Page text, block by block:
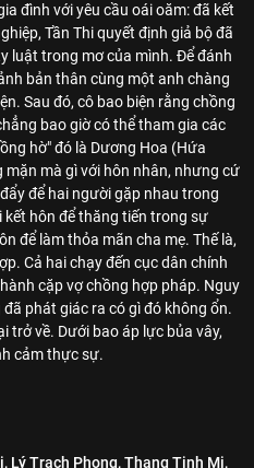
đình với yêu cầu oái oăm: đã kết
Tần Thi quyết định giả bộ đã
luật trong mơ của mình. Để đánh
bản thân cùng một anh chàng
Sau đó, cô bao biện rằng chồng
bao giờ có thể tham gia các
hờ" đó là Dương Hoa (Hứa
mà gì với hôn nhân, nhưng cứ
để hai người gặp nhau trong
hôn để thăng tiến trong sự
để làm thỏa mãn cha mẹ. Thế là,
Cả hai chạy đến cục dân chính
cặp vợ chồng hợp pháp. Nguy
phát giác ra có gì đó không ổn.
trở về. Dưới bao áp lực bủa vây,
cảm thực sự.
Lý Trạch Phong,Thang Tinh Mị,